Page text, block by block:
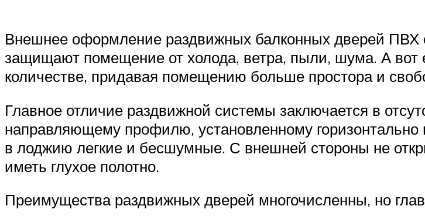
Внешнее оформление раздвижных балконных дверей ПВХ
защищают помещение от холода, ветра, пыли, шума. А вот
количестве, придавая помещению больше простора и
Главное отличие раздвижной системы заключается в
направляющему профилю, установленному
в лоджию легкие и бесшумные. С внешней стороны не
иметь глухое полотно.
Преимущества раздвижных дверей многочисленны, но